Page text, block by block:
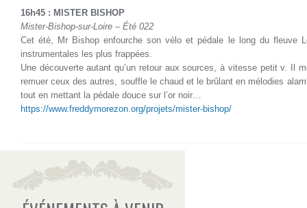
16h45 : MISTER BISHOP
Mister-Bishop-sur-Loire – Été 022
Cet été, Mr Bishop enfourche son vélo et pédale le long du fleuve
instrumentales les plus frappées.
Une découverte autant qu’un retour aux sources, à vitesse petit v. Il
remuer ceux des autres, souffle le chaud et le brûlant en mélodies
tout en mettant la pédale douce sur l’or noir…
https://www.freddymorezon.org/projets/mister-bishop/